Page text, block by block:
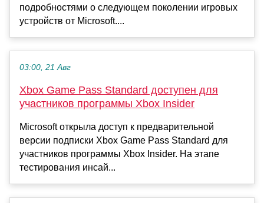
подробностями о следующем поколении игровых
устройств от Microsoft....
03:00, 21 Авг
Xbox Game Pass Standard доступен для
участников программы Xbox Insider
Microsoft открыла доступ к предварительной
версии подписки Xbox Game Pass Standard для
участников программы Xbox Insider. На этапе
тестирования инсай...